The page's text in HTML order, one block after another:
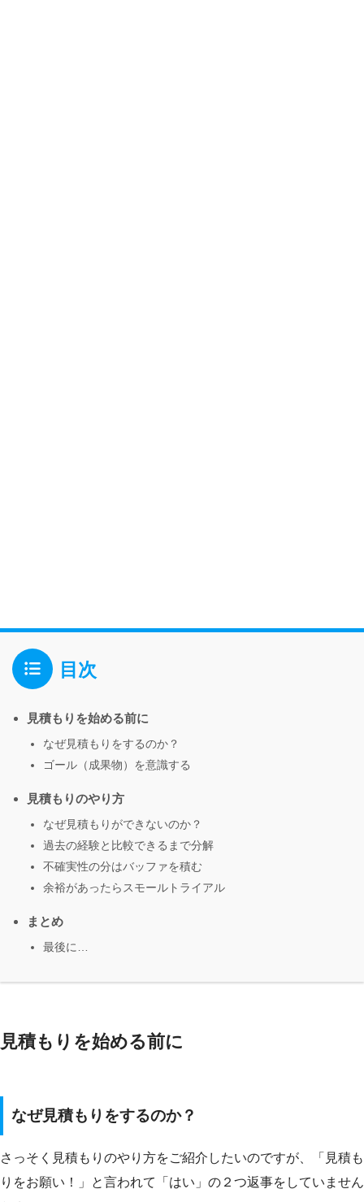
目次
見積もりを始める前に
なぜ見積もりをするのか？
ゴール（成果物）を意識する
見積もりのやり方
なぜ見積もりができないのか？
過去の経験と比較できるまで分解
不確実性の分はバッファを積む
余裕があったらスモールトライアル
まとめ
最後に…
見積もりを始める前に
なぜ見積もりをするのか？
さっそく見積もりのやり方をご紹介したいのですが、「見積も
りをお願い！」と言われて「はい」の２つ返事をしていません